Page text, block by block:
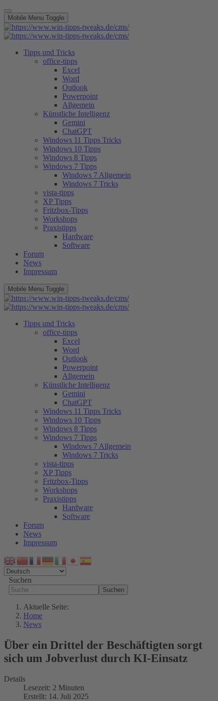
Mobile Menu Toggle
Tipps und Tricks
office-tipps
Excel
Word
Outlook
Powerpoint
Allgemein
Künstliche Intelligenz
Gemini
ChatGPT
Windows 11 Tipps Tricks
Windows 10 Tipps
Windows 8 Tipps
Windows 7 Tipps
Windows 7 Allgemein
Windows 7 Tricks
vista-tipps
XP Tipps
Fritzbox-Tipps
Workshops
Praxistipps
Hardware
Software
Forum
News
Impressum
Mobile Menu Toggle
Tipps und Tricks
office-tipps
Excel
Word
Outlook
Powerpoint
Allgemein
Künstliche Intelligenz
Gemini
ChatGPT
Windows 11 Tipps Tricks
Windows 10 Tipps
Windows 8 Tipps
Windows 7 Tipps
Windows 7 Allgemein
Windows 7 Tricks
vista-tipps
XP Tipps
Fritzbox-Tipps
Workshops
Praxistipps
Hardware
Software
Forum
News
Impressum
Suchen
Suchen
Aktuelle Seite:
Home
News
Über ein Drittel der Beschäftigten sorgt
sich um Jobverlust durch KI-Einsatz
Details
Lesezeit: 2 Minuten
Erstellt: 14. Juli 2025